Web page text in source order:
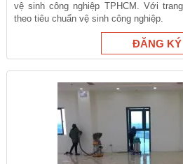
vệ sinh công nghiệp TPHCM. Với
theo tiêu chuẩn vệ sinh công nghiệp.